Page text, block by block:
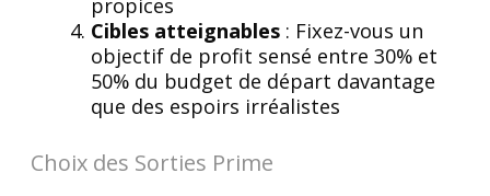
Cibles atteignables: Fixez-vous un
objectif de profit sensé entre 30% et
50% du budget de départ davantage
que des espoirs irréalistes
Choix des Sorties Prime